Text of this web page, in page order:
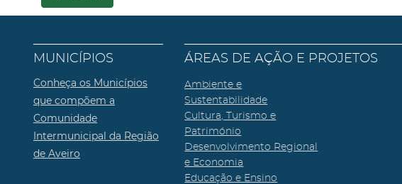
MUNICÍPIOS
Conheça os Municípios
que compõem a
Comunidade
Intermunicipal da Região
de Aveiro
ÁREAS DE AÇÃO E PROJETOS
Ambiente e
Sustentabilidade
Cultura, Turismo e
Património
Desenvolvimento Regional
e Economia
Educação e Ensino